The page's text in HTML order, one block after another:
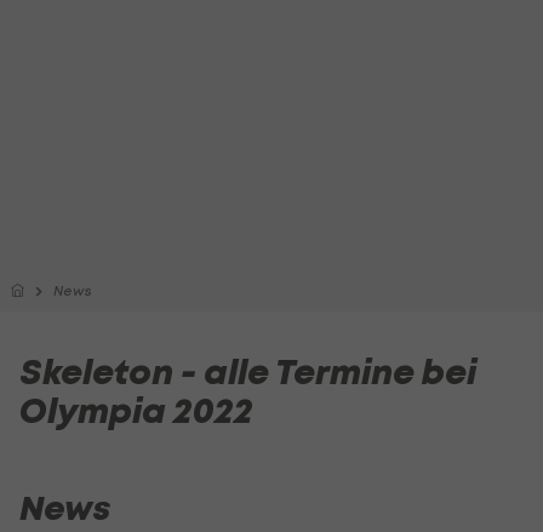
News
Skeleton - alle Termine bei
Olympia 2022
News